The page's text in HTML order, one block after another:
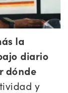
la
diario
dónde
y